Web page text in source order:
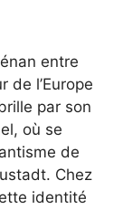
entre
de l’Europe
par son
où se
de
Chez
identité